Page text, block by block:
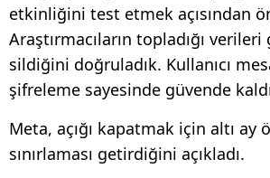
etkinliğini test etmek açısından
Araştırmacıların topladığı
sildiğini doğruladık. Kullanıcı
şifreleme sayesinde güvende
Meta, açığı kapatmak için altı ay
sınırlaması getirdiğini açıkladı.